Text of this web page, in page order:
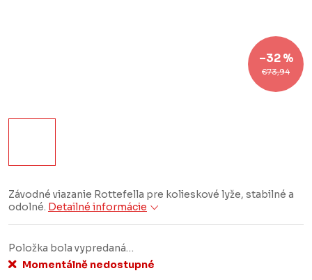
€73,94
–32 %
Závodné viazanie Rottefella pre kolieskové lyže, stabilné a
odolné. Detailné informácie
Položka bola vypredaná…
Momentálně nedostupné